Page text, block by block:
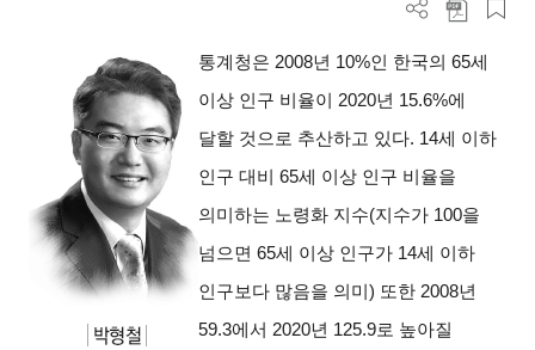
통계청은 2008년 10%인 한국의 65세
이상 인구 비율이 2020년 15.6%에
달할 것으로 추산하고 있다. 14세 이하
인구 대비 65세 이상 인구 비율을
의미하는 노령화 지수(지수가 100을
넘으면 65세 이상 인구가 14세 이하
인구보다 많음을 의미) 또한 2008년
59.3에서 2020년 125.9로 높아질